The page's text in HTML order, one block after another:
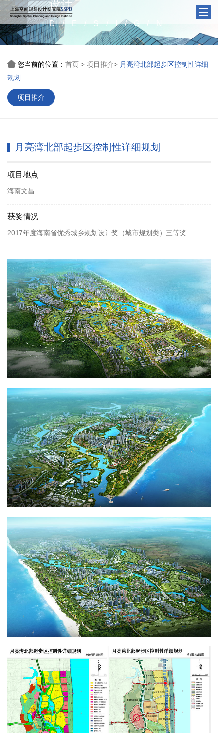
设计
D/E/S/I/G/N
 您当前的位置： 首页 > 项目推介> 月亮湾北部起步区控制性详细
规划
项目推介
月亮湾北部起步区控制性详细规划
项目地点
海南文昌
获奖情况
2017年度海南省优秀城乡规划设计奖（城市规划类）三等奖